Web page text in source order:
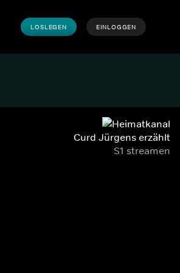
LOSLEGEN EINLOGGEN
Curd Jürgens erzählt
S1 streamen